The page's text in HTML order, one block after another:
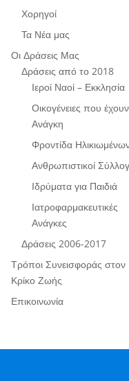
Χορηγοί
Τα Νέα μας
Οι Δράσεις Μας
Δράσεις από το 2018
Ιεροί Ναοί – Εκκλησία
Οικογένειες που έχουν
Ανάγκη
Φροντίδα
Ανθρωπιστικοί
Ιδρύματα για Παιδιά
Ιατροφαρμακευτικές
Ανάγκες
Δράσεις 2006-2017
Τρόποι Συνεισφοράς στον
Κρίκο Ζωής
Επικοινωνία